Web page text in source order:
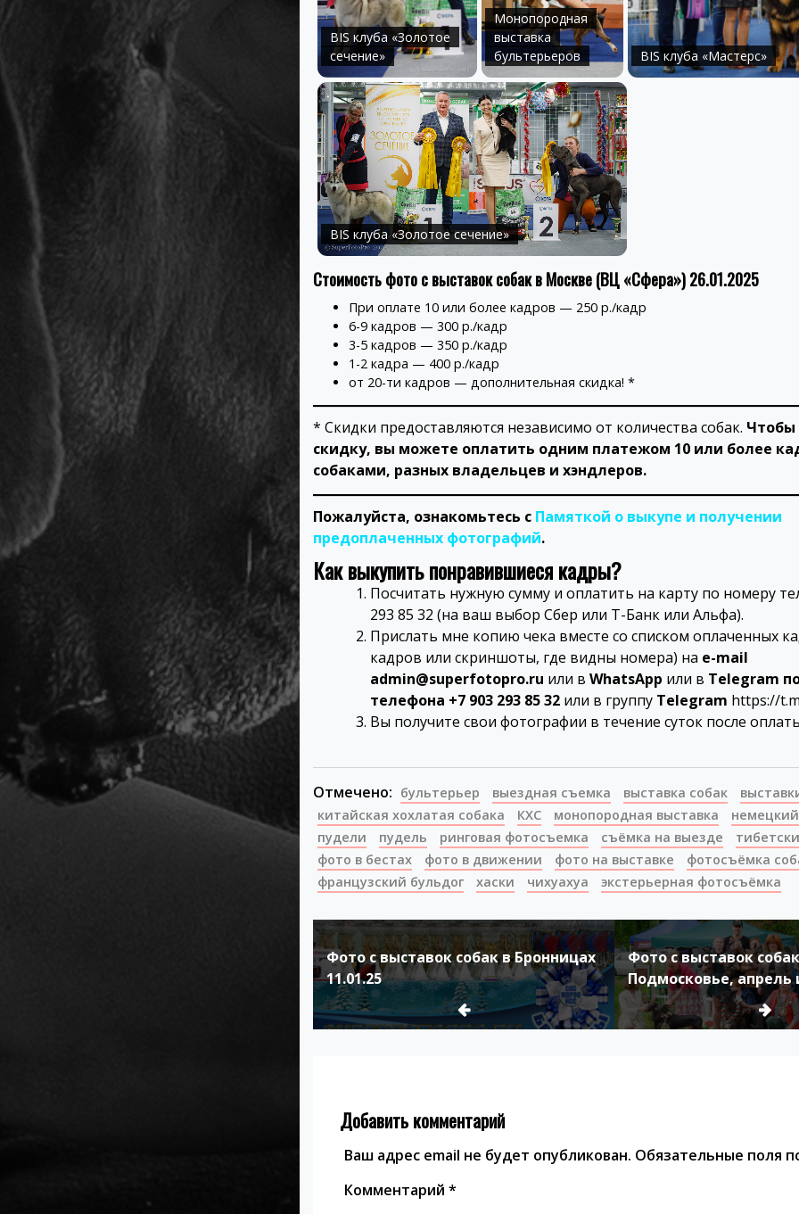
BIS клуба «Золотое
сечение»
Монопородная
выставка
бультерьеров
BIS клуба «Мастерс»
BIS клуба «Золотое сечение»
Стоимость фото с выставок собак в Москве (ВЦ «Сфера») 26.01.2025
При оплате 10 или более кадров — 250 р./кадр
6-9 кадров — 300 р./кадр
3-5 кадров — 350 р./кадр
1-2 кадра — 400 р./кадр
от 20-ти кадров — дополнительная скидка! *
* Скидки предоставляются независимо от количества собак. Чтобы
скидку, вы можете оплатить одним платежом 10 или более
собаками, разных владельцев и хэндлеров.
Пожалуйста, ознакомьтесь с Памяткой о выкупе и получении
предоплаченных фотографий.
Как выкупить понравившиеся кадры?
Посчитать нужную сумму и оплатить на карту по номеру
293 85 32 (на ваш выбор Сбер или Т-Банк или Альфа).
Прислать мне копию чека вместе со списком оплаченных
кадров или скриншоты, где видны номера) на e-mail
admin@superfotopro.ru или в WhatsApp или в Telegram
телефона +7 903 293 85 32 или в группу Telegram https://
Вы получите свои фотографии в течение суток после
Отмечено: бультерьер выездная съемка выставка собак
китайская хохлатая собака
КХС монопородная выставка
пудели
пудель ринговая фотосъемка съёмка на выезде
фото в бестах
фото в движении фото на выставке
фотосъёмка
французский бульдог
хаски чихуахуа экстерьерная фотосъёмка
Навигация
по
записям
Фото с выставок собак в Бронницах
11.01.25
Фото с выставок
Подмосковье, апрель
года
Добавить комментарий
Ваш адрес email не будет опубликован. Обязательные поля
Комментарий *